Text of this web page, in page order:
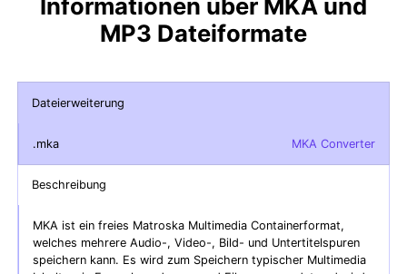
Informationen über MKA und
MP3 Dateiformate
Dateierweiterung
.mka MKA Converter
Beschreibung
MKA ist ein freies Matroska Multimedia Containerformat,
welches mehrere Audio-, Video-, Bild- und Untertitelspuren
speichern kann. Es wird zum Speichern typischer Multimedia